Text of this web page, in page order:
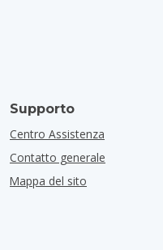
Supporto
Centro Assistenza
Contatto generale
Mappa del sito